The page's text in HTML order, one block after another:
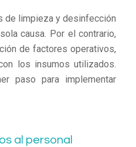
de limpieza y desinfección
causa. Por el contrario,
de factores operativos,
los insumos utilizados.
paso para implementar
al personal